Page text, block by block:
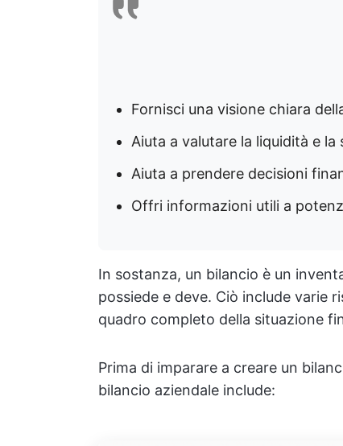
Fornisci una visione chiara
Aiuta a valutare la liquidità e
Aiuta a prendere decisioni
Offri informazioni utili a
In sostanza, un bilancio è un
possiede e deve. Ciò include varie
quadro completo della situazione
Prima di imparare a creare un
bilancio aziendale include: